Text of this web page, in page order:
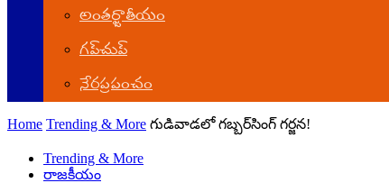
అంతర్జాతీయం
గ‌ప్‌చుప్
నేర‌ప్ర‌పంచం
Home Trending & More గుడివాడ‌లో గ‌బ్బ‌ర్‌సింగ్ గ‌ర్జ‌న‌!
Trending & More
రాజ‌కీయం